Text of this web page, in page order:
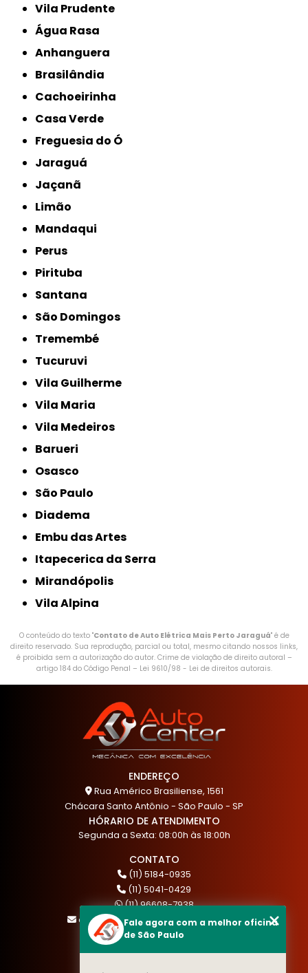
Vila Prudente
Água Rasa
Anhanguera
Brasilândia
Cachoeirinha
Casa Verde
Freguesia do Ó
Jaraguá
Jaçanã
Limão
Mandaqui
Perus
Pirituba
Santana
São Domingos
Tremembé
Tucuruvi
Vila Guilherme
Vila Maria
Vila Medeiros
Barueri
Osasco
São Paulo
Diadema
Embu das Artes
Itapecerica da Serra
Mirandópolis
Vila Alpina
O conteúdo do texto "Contato de Auto Elétrica Mais Perto Jaraguá" é de
direito reservado. Sua reprodução, parcial ou total, mesmo citando nossos links,
é proibida sem a autorização do autor. Crime de violação de direito autoral –
artigo 184 do Código Penal – Lei 9610/98 - Lei de direitos autorais.
ENDEREÇO
Rua Américo Brasiliense, 1561
Chácara Santo Antônio - São Paulo - SP
HÓRARIO DE ATENDIMENTO
Segunda a Sexta: 08:00h às 18:00h
CONTATO
(11) 5184-0935
(11) 5041-0429
(11) 96608-7938
atendimento@akautocenter.com.br
Fale agora com a melhor oficina
de São Paulo